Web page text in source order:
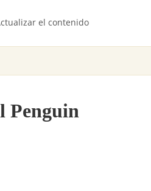
el contenido
Penguin